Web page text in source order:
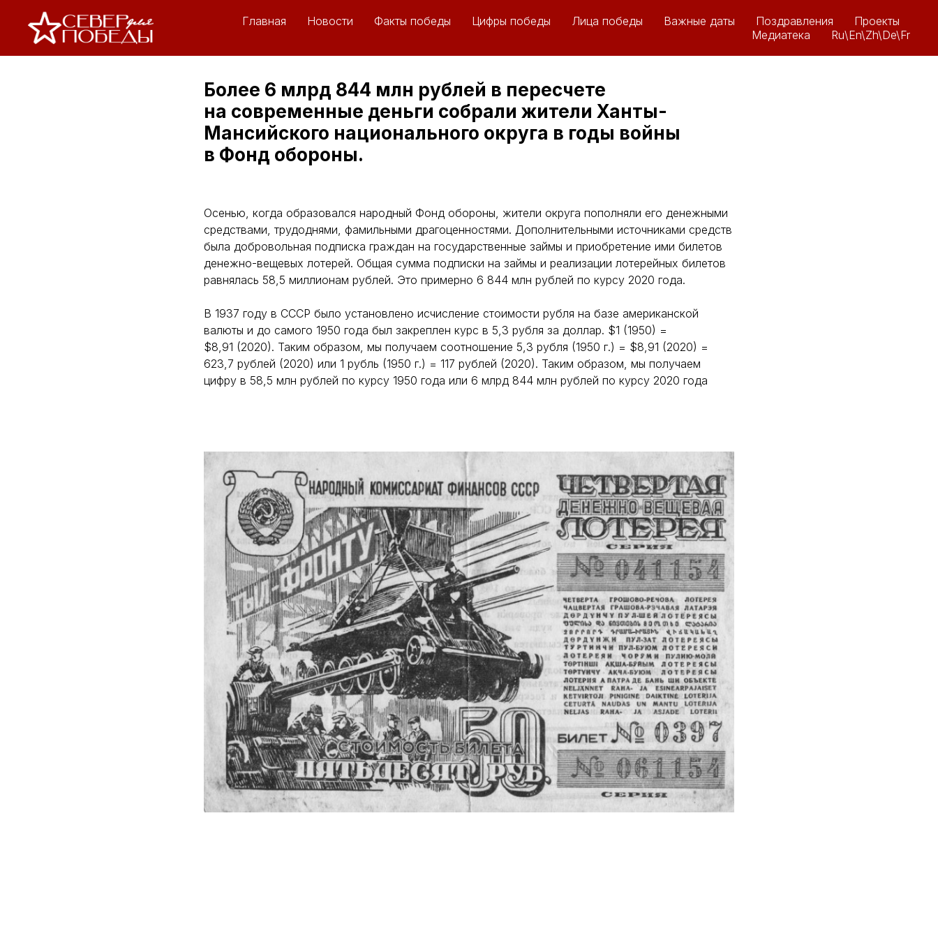
Главная Новости Факты победы Цифры победы Лица победы Важные даты Поздравления
Проекты
Медиатека
Ru\En\Zh\De\Fr
Более 6 млрд 844 млн рублей в пересчете
на современные деньги собрали жители Ханты-
Мансийского национального округа в годы войны
в Фонд обороны.
Осенью, когда образовался народный Фонд обороны, жители округа пополняли его денежными
средствами, трудоднями, фамильными драгоценностями. Дополнительными источниками средств
была добровольная подписка граждан на государственные займы и приобретение ими билетов
денежно-вещевых лотерей. Общая сумма подписки на займы и реализации лотерейных билетов
равнялась 58,5 миллионам рублей. Это примерно 6 844 млн рублей по курсу 2020 года.
В 1937 году в СССР было установлено исчисление стоимости рубля на базе американской
валюты и до самого 1950 года был закреплен курс в 5,3 рубля за доллар. $1 (1950) =
$8,91 (2020). Таким образом, мы получаем соотношение 5,3 рубля (1950 г.) = $8,91 (2020) =
623,7 рублей (2020) или 1 рубль (1950 г.) = 117 рублей (2020). Таким образом, мы получаем
цифру в 58,5 млн рублей по курсу 1950 года или 6 млрд 844 млн рублей по курсу 2020 года